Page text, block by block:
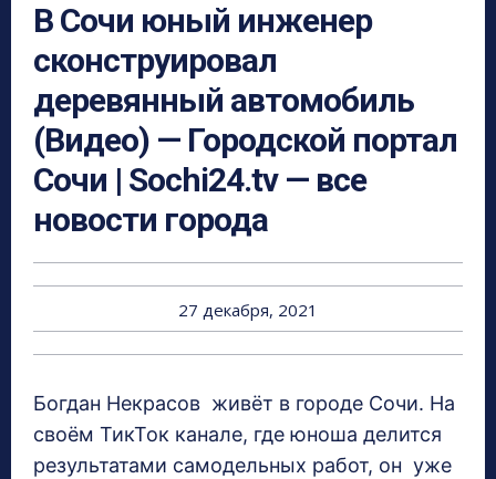
В Сочи юный инженер
сконструировал
деревянный автомобиль
(Видео) — Городской портал
Сочи | Sochi24.tv — все
новости города
27 декабря, 2021
Богдан Некрасов живёт в городе Сочи. На
своём ТикТок канале, где юноша делится
результатами самодельных работ, он уже